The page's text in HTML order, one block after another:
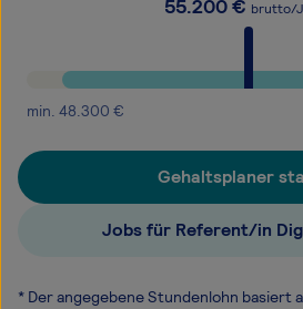
55.200€ brutto/
min. 48.300 €
Gehaltsplaner
Jobs für Referent/in
* Der angegebene Stundenlohn basiert